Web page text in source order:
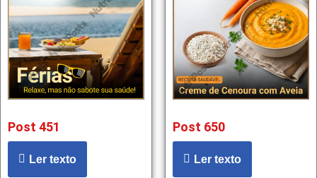
Post 451
Ler texto
Post 650
Ler texto